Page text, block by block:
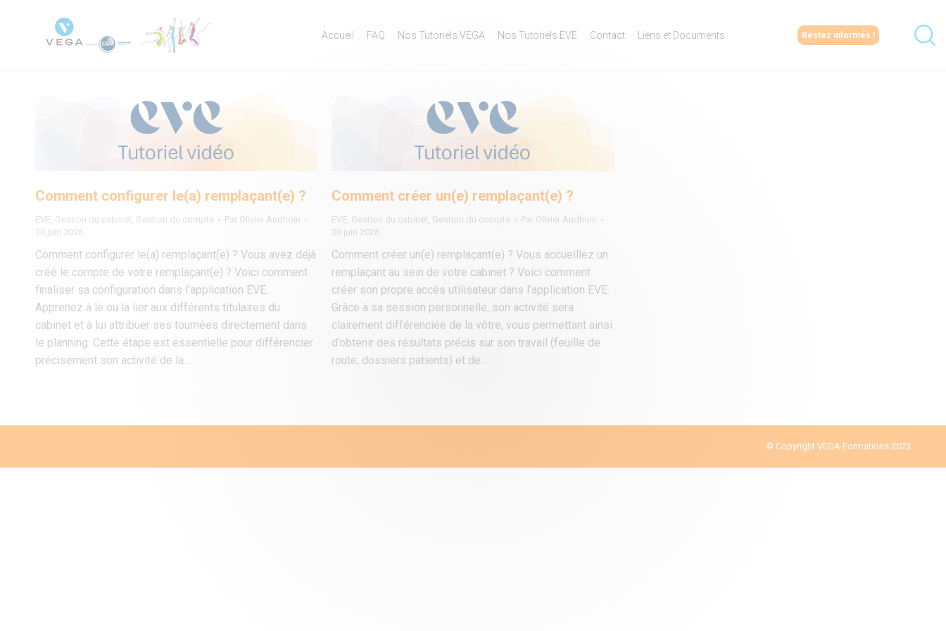
Accueil FAQ Nos Tutoriels VEGA Nos Tutoriels EVE Contact Liens et Documents Restez informés !
Comment configurer le(a) remplaçant(e) ?
EVE, Gestion du cabinet, Gestion du compte Par Olivier Audhoin
30 juin 2026
Comment configurer le(a) remplaçant(e) ? Vous avez déjà
créé le compte de votre remplaçant(e) ? Voici comment
finaliser sa configuration dans l’application EVE.
Apprenez à le ou la lier aux différents titulaires du
cabinet et à lui attribuer ses tournées directement dans
le planning. Cette étape est essentielle pour différencier
précisément son activité de la…
Comment créer un(e) remplaçant(e) ?
EVE, Gestion du cabinet, Gestion du compte Par Olivier Audhoin
30 juin 2026
Comment créer un(e) remplaçant(e) ? Vous accueillez un
remplaçant au sein de votre cabinet ? Voici comment
créer son propre accès utilisateur dans l’application EVE.
Grâce à sa session personnelle, son activité sera
clairement différenciée de la vôtre, vous permettant ainsi
d’obtenir des résultats précis sur son travail (feuille de
route, dossiers patients) et de…
© Copyright VEGA Formations 2023